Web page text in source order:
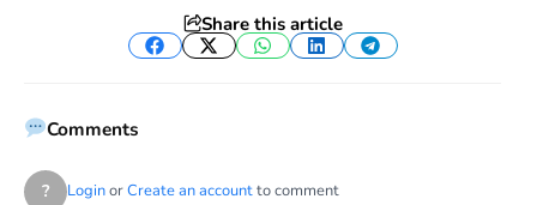
Share this article
Facebook
TwitterWhatsApp
LinkedInTelegram
Comments
? LoginorCreate an accountto comment